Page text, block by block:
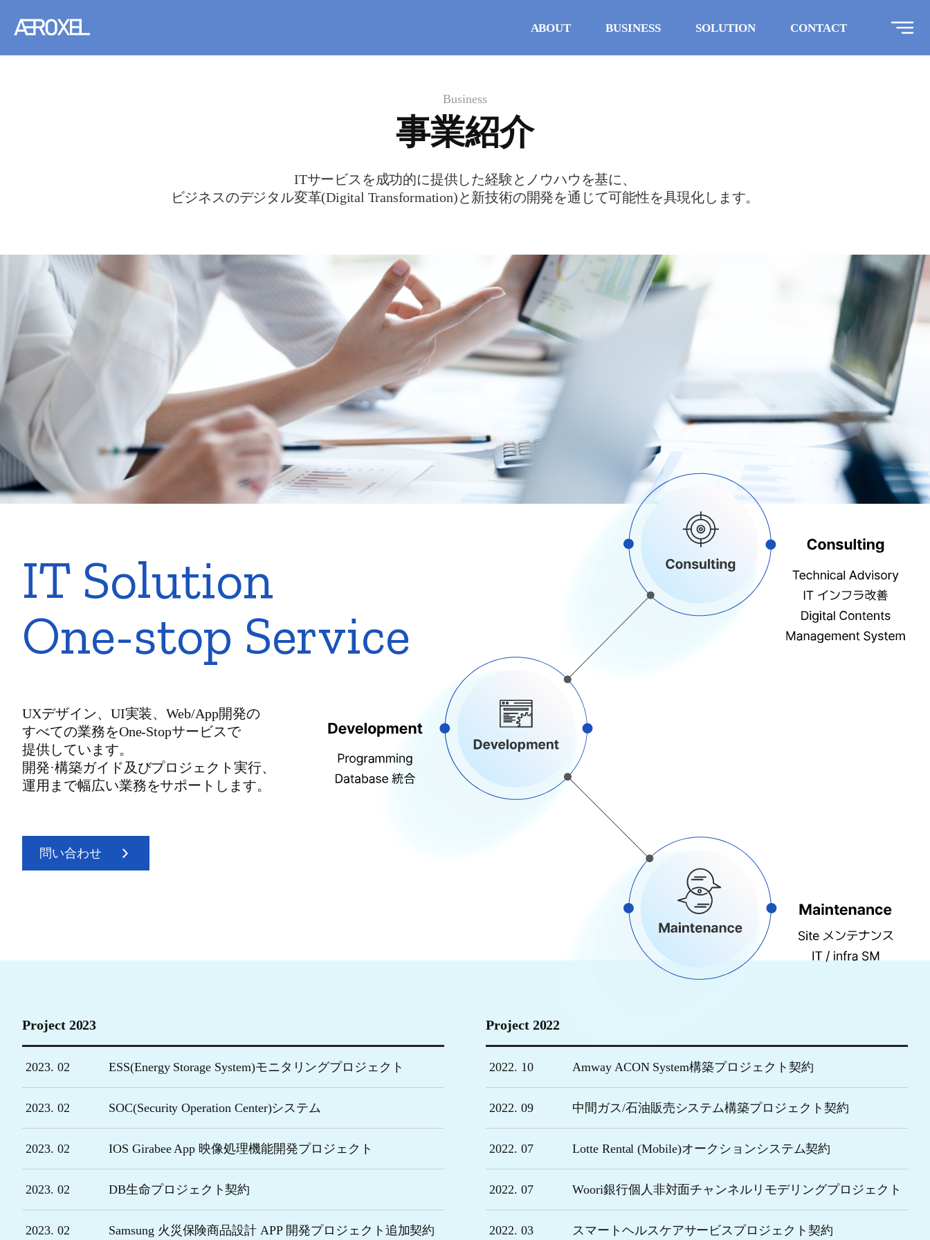
ABOUT BUSINESS SOLUTION CONTACT
Business
事業紹介
ITサービスを成功的に提供した経験とノウハウを基に、
ビジネスのデジタル変革(Digital Transformation)と新技術の開発を通じて可能性を具現化します。
IT Solution
One-stop Service
UXデザイン、UI実装、Web/App開発の
すべての業務をOne-Stopサービスで
提供しています。
開発·構築ガイド及びプロジェクト実行、
運用まで幅広い業務をサポートします。
問い合わせ
Project 2023
2023. 02 ESS(Energy Storage System)モニタリングプロジェクト
2023. 02 SOC(Security Operation Center)システム
2023. 02 IOS Girabee App 映像処理機能開発プロジェクト
2023. 02 DB生命プロジェクト契約
2023. 02 Samsung 火災保険商品設計 APP 開発プロジェクト追加契約
Project 2022
2022. 10 Amway ACON System構築プロジェクト契約
2022. 09 中間ガス/石油販売システム構築プロジェクト契約
2022. 07 Lotte Rental (Mobile)オークションシステム契約
2022. 07 Woori銀行個人非対面チャンネルリモデリングプロジェクト
2022. 03 スマートヘルスケアサービスプロジェクト契約